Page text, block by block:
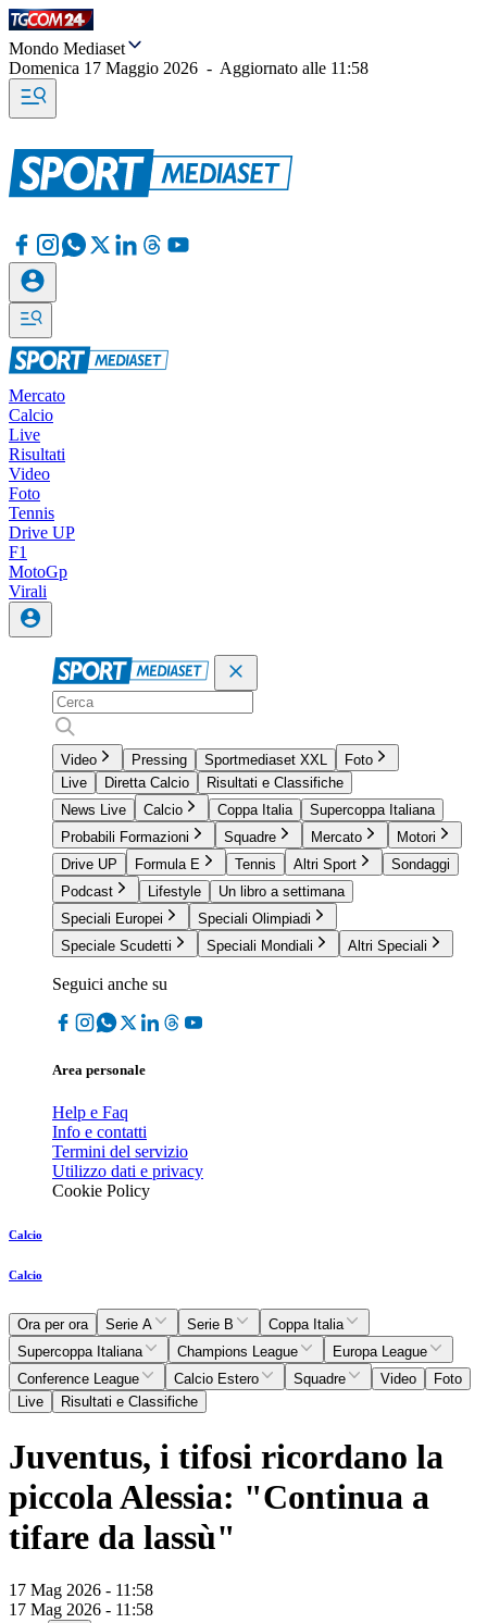
Mondo Mediaset
Domenica 17 Maggio 2026 - Aggiornato alle 11:58
Mercato
Calcio
Live
Risultati
Video
Foto
Tennis
Drive UP
F1
MotoGp
Virali
Video Pressing Sportmediaset XXL
Foto
Live
Diretta Calcio
Risultati e Classifiche
News Live
Calcio Coppa Italia
Supercoppa Italiana
Probabili Formazioni
Squadre Mercato
Motori
Drive UP
Formula E Tennis Altri Sport
Sondaggi
Podcast
Lifestyle
Un libro a settimana
Speciali Europei
Speciali Olimpiadi
Speciale Scudetti
Speciali Mondiali Altri Speciali
Seguici anche su
Area personale
Help e Faq
Info e contatti
Termini del servizio
Utilizzo dati e privacy
Cookie Policy
Calcio
Calcio
Ora per ora Serie A Serie B
Coppa Italia
Supercoppa Italiana
Champions League
Europa League
Conference League
Calcio Estero Squadre Video
Foto
Live
Risultati e Classifiche
Juventus, i tifosi ricordano la
piccola Alessia: "Continua a
tifare da lassù"
17 Mag 2026 - 11:58
17 Mag 2026 - 11:58